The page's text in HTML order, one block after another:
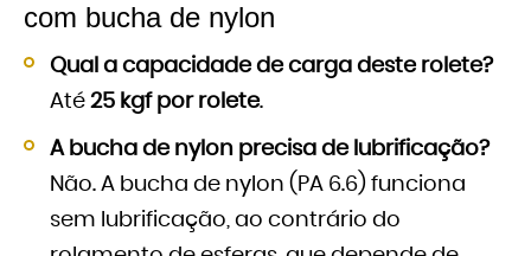
com bucha de nylon
Qual a capacidade de carga deste rolete?
Até 25 kgf por rolete.
A bucha de nylon precisa de lubrificação?
Não. A bucha de nylon (PA 6.6) funciona
sem lubrificação, ao contrário do